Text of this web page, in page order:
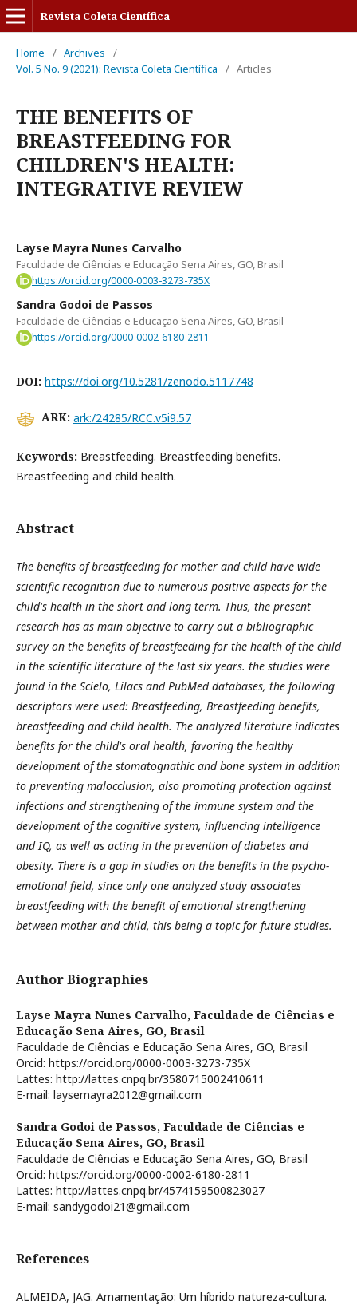
Revista Coleta Científica
Home / Archives
/
Vol. 5 No. 9 (2021): Revista Coleta Científica
/ Articles
THE BENEFITS OF
BREASTFEEDING FOR
CHILDREN'S HEALTH:
INTEGRATIVE REVIEW
Layse Mayra Nunes Carvalho
Faculdade de Ciências e Educação Sena Aires, GO, Brasil
https://orcid.org/0000-0003-3273-735X
Sandra Godoi de Passos
Faculdade de Ciências e Educação Sena Aires, GO, Brasil
https://orcid.org/0000-0002-6180-2811
DOI: https://doi.org/10.5281/zenodo.5117748
ARK: ark:/24285/RCC.v5i9.57
Keywords: Breastfeeding. Breastfeeding benefits.
Breastfeeding and child health.
Abstract
The benefits of breastfeeding for mother and child have wide
scientific recognition due to numerous positive aspects for the
child's health in the short and long term. Thus, the present
research has as main objective to carry out a bibliographic
survey on the benefits of breastfeeding for the health of the child
in the scientific literature of the last six years. the studies were
found in the Scielo, Lilacs and PubMed databases, the following
descriptors were used: Breastfeeding, Breastfeeding benefits,
breastfeeding and child health. The analyzed literature indicates
benefits for the child's oral health, favoring the healthy
development of the stomatognathic and bone system in addition
to preventing malocclusion, also promoting protection against
infections and strengthening of the immune system and the
development of the cognitive system, influencing intelligence
and IQ, as well as acting in the prevention of diabetes and
obesity. There is a gap in studies on the benefits in the psycho-
emotional field, since only one analyzed study associates
breastfeeding with the benefit of emotional strengthening
between mother and child, this being a topic for future studies.
Author Biographies
Layse Mayra Nunes Carvalho, Faculdade de Ciências e
Educação Sena Aires, GO, Brasil
Faculdade de Ciências e Educação Sena Aires, GO, Brasil
Orcid: https://orcid.org/0000-0003-3273-735X
Lattes: http://lattes.cnpq.br/3580715002410611
E-mail: laysemayra2012@gmail.com
Sandra Godoi de Passos, Faculdade de Ciências e
Educação Sena Aires, GO, Brasil
Faculdade de Ciências e Educação Sena Aires, GO, Brasil
Orcid: https://orcid.org/0000-0002-6180-2811
Lattes: http://lattes.cnpq.br/4574159500823027
E-mail: sandygodoi21@gmail.com
References
ALMEIDA, JAG. Amamentação: Um híbrido natureza-cultura.